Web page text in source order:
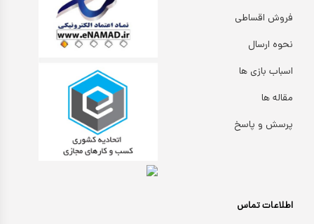
اطلاعات تماس
فروش اقساطی
نحوه ارسال
اسباب بازی ها
مقاله ها
پرسش و پاسخ